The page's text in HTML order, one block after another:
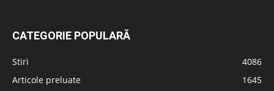
CATEGORIE POPULARĂ
Stiri
4086
Articole preluate
1645